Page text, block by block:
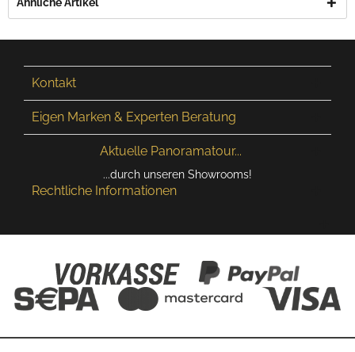
Kontakt
Eigen Marken & Experten Beratung
Aktuelle Panoramatour...
...durch unseren Showrooms!
Rechtliche Informationen